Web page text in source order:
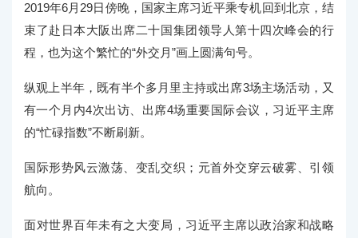
2019年6月29日傍晚，国家主席习近平乘专机回到北京，结
束了赴日本大阪出席二十国集团领导人第十四次峰会的行
程，也为这个繁忙的“外交月”画上圆满句号。
纵观上半年，既有半个多月里主持或出席3场主场活动，又
有一个月内4次出访、出席4场重要国际会议，习近平主席
的“忙碌指数”不断刷新。
国际形势风云激荡、变乱交织；元首外交穿云破雾、引领
航向。
面对世界百年未有之大变局，习近平主席以政治家和战略